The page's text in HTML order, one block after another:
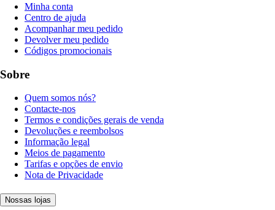
Minha conta
Centro de ajuda
Acompanhar meu pedido
Devolver meu pedido
Códigos promocionais
Sobre
Quem somos nós?
Contacte-nos
Termos e condições gerais de venda
Devoluções e reembolsos
Informação legal
Meios de pagamento
Tarifas e opções de envio
Nota de Privacidade
Nossas lojas